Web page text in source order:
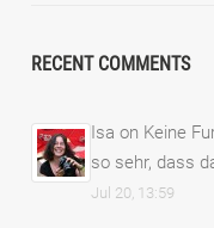
RECENT COMMENTS
Isa on Keine
so sehr, dass
Jul 20, 13:59